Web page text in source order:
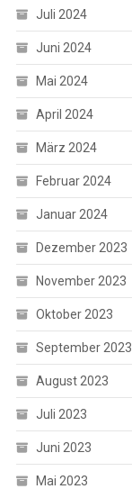
Juli 2024
Juni 2024
Mai 2024
April 2024
März 2024
Februar 2024
Januar 2024
Dezember 2023
November 2023
Oktober 2023
September 2023
August 2023
Juli 2023
Juni 2023
Mai 2023